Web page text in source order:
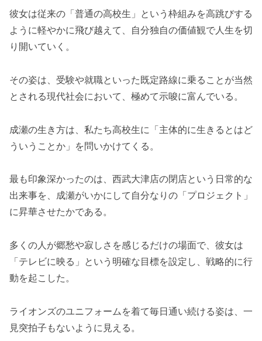
彼女は従来の「普通の高校生」という枠組みを高跳びする
ように軽やかに飛び越えて、自分独自の価値観で人生を切
り開いていく。
その姿は、受験や就職といった既定路線に乗ることが当然
とされる現代社会において、極めて示唆に富んでいる。
成瀬の生き方は、私たち高校生に「主体的に生きるとはど
ういうことか」を問いかけてくる。
最も印象深かったのは、西武大津店の閉店という日常的な
出来事を、成瀬がいかにして自分なりの「プロジェクト」
に昇華させたかである。
多くの人が郷愁や寂しさを感じるだけの場面で、彼女は
「テレビに映る」という明確な目標を設定し、戦略的に行
動を起こした。
ライオンズのユニフォームを着て毎日通い続ける姿は、一
見突拍子もないように見える。